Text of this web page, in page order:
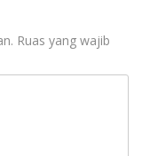
Ruas yang wajib